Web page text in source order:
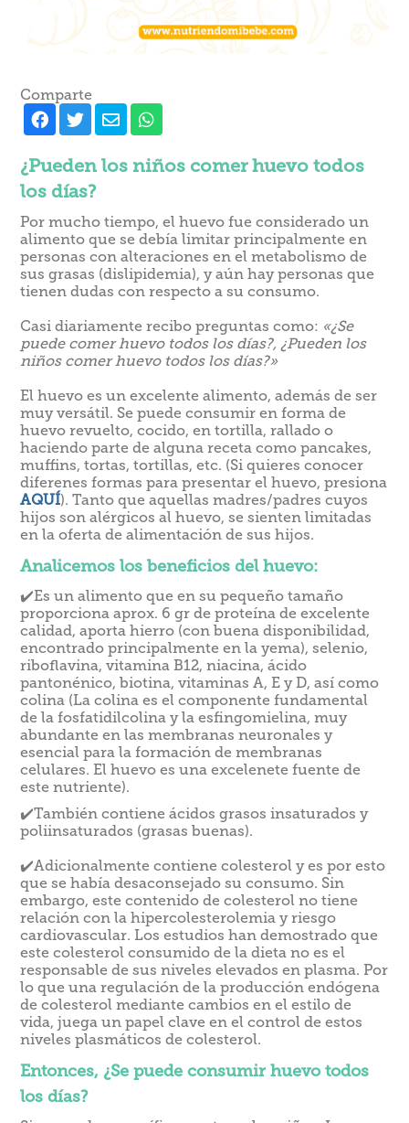
Comparte
¿Pueden los niños comer huevo todos
los días?
Por mucho tiempo, el huevo fue considerado un
alimento que se debía limitar principalmente en
personas con alteraciones en el metabolismo de
sus grasas (dislipidemia), y aún hay personas que
tienen dudas con respecto a su consumo.
Casi diariamente recibo preguntas como: «¿Se
puede comer huevo todos los días?, ¿Pueden los
niños comer huevo todos los días?»
El huevo es un excelente alimento, además de ser
muy versátil. Se puede consumir en forma de
huevo revuelto, cocido, en tortilla, rallado o
haciendo parte de alguna receta como pancakes,
muffins, tortas, tortillas, etc. (Si quieres conocer
diferenes formas para presentar el huevo, presiona
AQUÍ). Tanto que aquellas madres/padres cuyos
hijos son alérgicos al huevo, se sienten limitadas
en la oferta de alimentación de sus hijos.
Analicemos los beneficios del huevo:
✔️Es un alimento que en su pequeño tamaño
proporciona aprox. 6 gr de proteína de excelente
calidad, aporta hierro (con buena disponibilidad,
encontrado principalmente en la yema), selenio,
riboflavina, vitamina B12, niacina, ácido
pantonénico, biotina, vitaminas A, E y D, así como
colina (La colina es el componente fundamental
de la fosfatidilcolina y la esfingomielina, muy
abundante en las membranas neuronales y
esencial para la formación de membranas
celulares. El huevo es una excelenete fuente de
este nutriente).
✔️También contiene ácidos grasos insaturados y
poliinsaturados (grasas buenas).
✔️Adicionalmente contiene colesterol y es por esto
que se había desaconsejado su consumo. Sin
embargo, este contenido de colesterol no tiene
relación con la hipercolesterolemia y riesgo
cardiovascular. Los estudios han demostrado que
este colesterol consumido de la dieta no es el
responsable de sus niveles elevados en plasma. Por
lo que una regulación de la producción endógena
de colesterol mediante cambios en el estilo de
vida, juega un papel clave en el control de estos
niveles plasmáticos de colesterol.
Entonces, ¿Se puede consumir huevo todos
los días?